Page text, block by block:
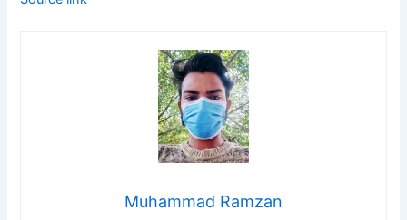
Muhammad Ramzan